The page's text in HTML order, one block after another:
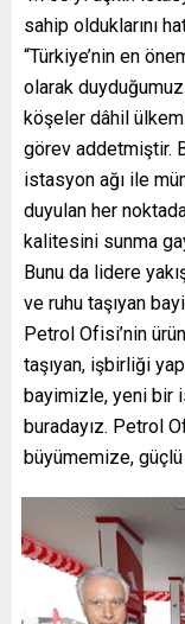
sahip olduklarını
“Türkiye’nin en
olarak
köşeler dâhil
görev addetmiştir.
istasyon ağı ile
duyulan her
kalitesini sunma
Bunu da lidere
ve ruhu taşıyan
Petrol Ofisi’nin
taşıyan, işbirliği
bayimizle, yeni bir
buradayız. Petrol
büyümemize,